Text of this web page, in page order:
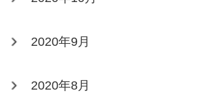
2020年9月
2020年8月